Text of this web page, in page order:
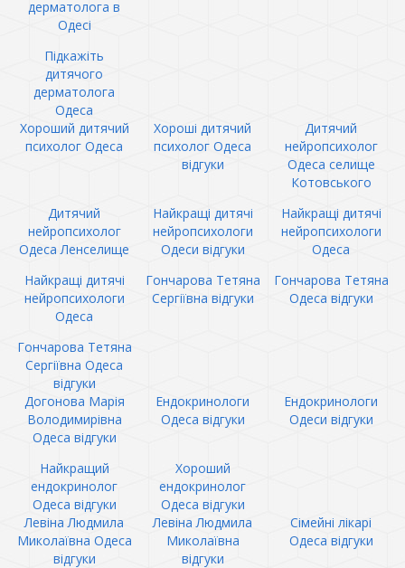
дерматолога в
Одесі
Підкажіть
дитячого
дерматолога
Одеса
Хороший дитячий
психолог Одеса
Хороші дитячий
психолог Одеса
відгуки
Дитячий
нейропсихолог
Одеса селище
Котовського
Дитячий
нейропсихолог
Одеса Ленселище
Найкращі дитячі
нейропсихологи
Одеси відгуки
Найкращі дитячі
нейропсихологи
Одеса
Найкращі дитячі
нейропсихологи
Одеса
Гончарова Тетяна
Сергіївна відгуки
Гончарова Тетяна
Одеса відгуки
Гончарова Тетяна
Сергіївна Одеса
відгуки
Догонова Марія
Володимирівна
Одеса відгуки
Ендокринологи
Одеса відгуки
Ендокринологи
Одеси відгуки
Найкращий
ендокринолог
Одеса відгуки
Хороший
ендокринолог
Одеса відгуки
Левіна Людмила
Миколаївна Одеса
відгуки
Левіна Людмила
Миколаївна
відгуки
Сімейні лікарі
Одеса відгуки